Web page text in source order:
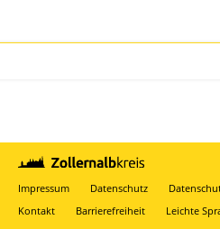
Impressum Datenschutz
Kontakt
Barrierefreiheit Leichte